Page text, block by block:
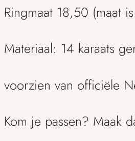
Ringmaat 18,50 (maat
Materiaal: 14 karaats
voorzien van officiële
Kom je passen? Maak